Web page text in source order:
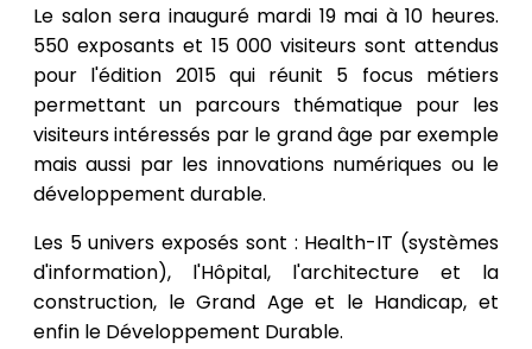
Le salon sera inauguré mardi 19 mai à 10 heures.
550 exposants et 15 000 visiteurs sont attendus
pour l'édition 2015 qui réunit 5 focus métiers
permettant un parcours thématique pour les
visiteurs intéressés par le grand âge par exemple
mais aussi par les innovations numériques ou le
développement durable.
Les 5 univers exposés sont : Health-IT (systèmes
d'information), l'Hôpital, l'architecture et la
construction, le Grand Age et le Handicap, et
enfin le Développement Durable.